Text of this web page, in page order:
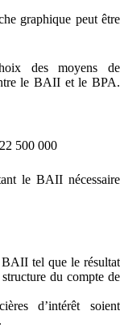
graphique peut être
des moyens de
le BAII et le BPA.
500 000
le BAII nécessaire
tel que le résultat
du compte de
d’intérêt soient